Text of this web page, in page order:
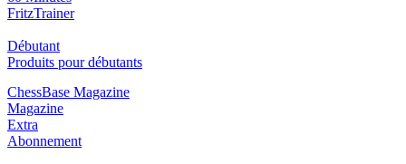
FritzTrainer
Débutant
Produits pour débutants
ChessBase Magazine
Magazine
Extra
Abonnement